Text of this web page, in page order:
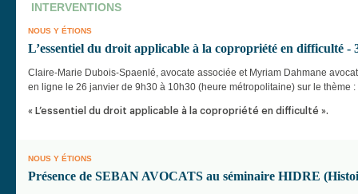
INTERVENTIONS
NOUS Y ÉTIONS
L’essentiel du droit applicable à la copropriété en difficulté -
Claire-Marie Dubois-Spaenlé, avocate associée et Myriam Dahmane
en ligne le 26 janvier de 9h30 à 10h30 (heure métropolitaine) sur le thème :
« L’essentiel du droit applicable à la copropriété en difficulté ».
NOUS Y ÉTIONS
Présence de SEBAN AVOCATS au séminaire HIDRE